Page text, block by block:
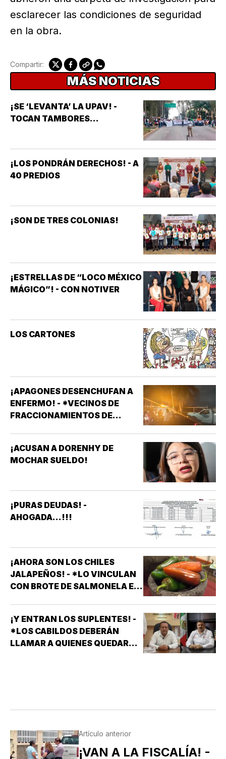
esclarecer las condiciones de seguridad
en la obra.
Compartir:
MÁS NOTICIAS
¡SE ‘LEVANTA’ LA UPAV! -
TOCAN TAMBORES...
¡LOS PONDRÁN DERECHOS! - A
40 PREDIOS
¡SON DE TRES COLONIAS!
¡ESTRELLAS DE “LOCO MÉXICO
MÁGICO”! - CON NOTIVER
LOS CARTONES
¡APAGONES DESENCHUFAN A
ENFERMO! - *VECINOS DE
FRACCIONAMIENTOS DE
AFECTAN ELEVADORES,
TRATAMIENTOS MÉDICOS Y
¡ACUSAN A DORENHY DE
MOCHAR SUELDO!
¡PURAS DEUDAS! -
AHOGADA...!!!
¡AHORA SON LOS CHILES
JALAPEÑOS! - *LO VINCULAN
CON BROTE DE SALMONELA EN
¡Y ENTRAN LOS SUPLENTES! -
*LOS CABILDOS DEBERÁN
LLAMAR A QUIENES QUEDARON
Artículo anterior
¡VAN A LA FISCALÍA! -